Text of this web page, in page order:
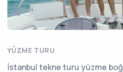
YÜZME TURU
İstanbul tekne turu yüzme